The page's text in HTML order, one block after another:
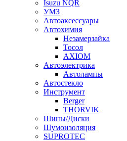
Isuzu NQR
УМЗ
Автоаксессуары
Автохимия
Незамерзайка
Тосол
AXIOM
Автоэлектрика
Автолампы
Автостекло
Инструмент
Berger
THORVIK
Шины/Диски
Шумоизоляция
SUPROTEC